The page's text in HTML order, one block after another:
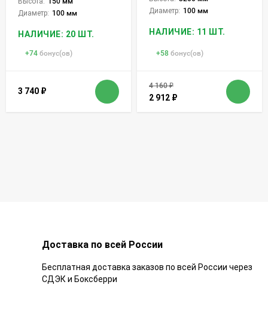
Диаметр: 100 мм
НАЛИЧИЕ: 20 ШТ.
+74 бонус(ов)
3 740 ₽
Диаметр: 100 мм
НАЛИЧИЕ: 11 ШТ.
+58 бонус(ов)
4 160₽
2 912 ₽
Доставка по всей России
Бесплатная доставка заказов по всей России через
СДЭК и Боксберри